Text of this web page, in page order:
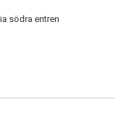
södra entren